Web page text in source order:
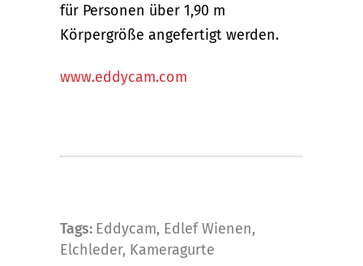
für Personen über 1,90 m
Körpergröße angefertigt werden.
www.eddycam.com
Tags: Eddycam, Edlef Wienen,
Elchleder, Kameragurte